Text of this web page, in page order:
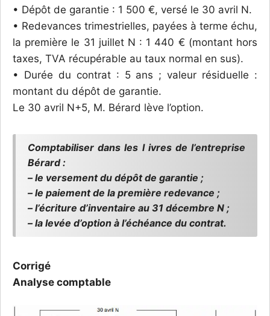
• Dépôt de garantie : 1 500 €, versé le 30 avril N.
• Redevances trimestrielles, payées à terme échu,
la première le 31 juillet N : 1 440 € (montant hors
taxes, TVA récupérable au taux normal en sus).
• Durée du contrat : 5 ans ; valeur résiduelle :
montant du dépôt de garantie.
Le 30 avril N+5, M. Bérard lève l’option.
Comptabiliser dans les l ivres de l’entreprise
Bérard :
– le versement du dépôt de garantie ;
– le paiement de la première redevance ;
– l’écriture d’inventaire au 31 décembre N ;
– la levée d’option à l’échéance du contrat.
Corrigé
Analyse comptable